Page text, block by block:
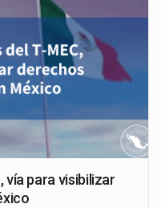
vía para visibilizar